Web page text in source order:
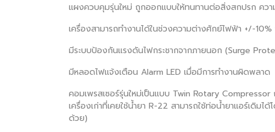
แผงควบคุมรุ่นใหม่ ถูกออกแบบให้ทนทานต่อสิ่งสกปรก ควา
เครื่องสามารถทำงานได้ในช่วงความต่างศักย์ไฟฟ้า +/-
มีระบบป้องกันแรงดันไฟกระชากจากภายนอก (Surge
มีหลอดไฟแจ้งเตือน Alarm LED เมื่อมีการทำงานผิดพลาด
คอมเพรสเซอร์รุ่นใหม่เป็นแบบ Twin Rotary
เครื่องเก่าที่เคยใช้น้ำยา R-22 สามารถใช้ท่อน้ำยาแอร์เดิ
ด้วย)